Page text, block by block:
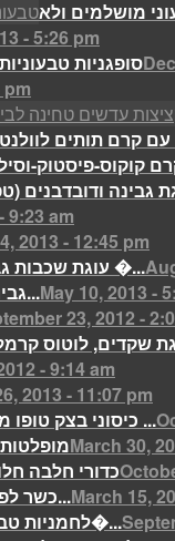
- 5:26 pm
סופגניות
9:23 am
2013 - 12:45 pm
עוגת שכבות גבינה וביסקוויטים �...
גבינה צהובה טבעונית פיקנטית עם...May 10, 2013 -
23, 2012 -
- 9:14 am
2013 - 11:07 pm
כיסוני בצק טופו ממולא בשעועית ...
March 30,
כדורי חלבה
כשר לפסח טבעוני- מקבץ מתכונים טבעוניים...March 15,
לחמניות טבעוניות עם עשבי תיבו�...